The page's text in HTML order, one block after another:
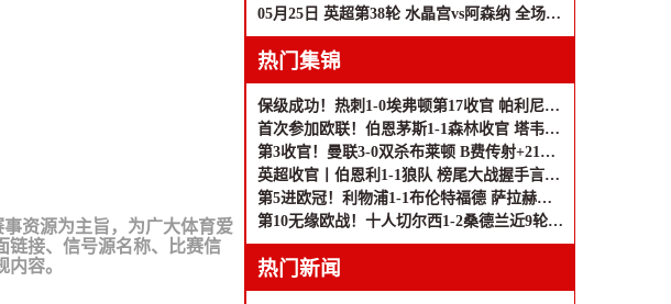
资源为主旨，为广大体育爱
链接、信号源名称、比赛信
容。
05月25日 英超第38轮 水晶宫vs阿森纳 全场录像
热门集锦
保级成功！热刺1-0埃弗顿第17收官 帕利尼亚制胜热刺近6轮仅1负
首次参加欧联！伯恩茅斯1-1森林收官 塔韦尼耶救主怀特远射破门
第3收官！曼联3-0双杀布莱顿 B费传射+21助破纪录独享英超助攻王
英超收官丨伯恩利1-1狼队 榜尾大战握手言和 两队双双降入英冠
第5进欧冠！利物浦1-1布伦特福德 萨拉赫、罗伯逊结束9年红军生涯
第10无缘欧战！十人切尔西1-2桑德兰近9轮仅1胜 桑德兰第7进欧战
热门新闻